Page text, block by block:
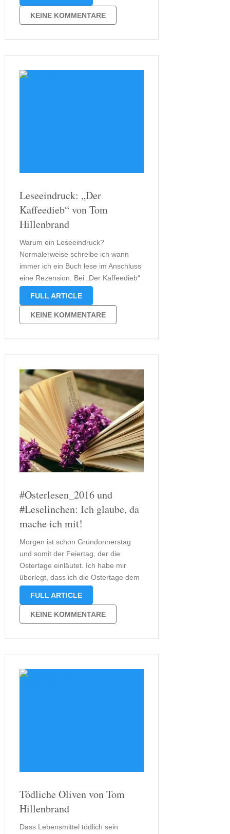
beschäftigt habe, also immer am
Wochenende versteht sich, komme
ich eigentlich …
KEINE KOMMENTARE
Leseeindruck: „Der
Kaffeedieb“ von Tom
Hillenbrand
Warum ein Leseeindruck?
Normalerweise schreibe ich wann
immer ich ein Buch lese im Anschluss
eine Rezension. Bei „Der Kaffeedieb“
möchte ich eine Ausnahme machen
Leseeindruck schreiben. Ich glaube,
dieses Konzept habe ich bereits
früher einmal verwendet. Damals bei
FULL ARTICLE
KEINE KOMMENTARE
#Osterlesen_2016 und
#Leselinchen: Ich glaube, da
mache ich mit!
Morgen ist schon Gründonnerstag
und somit der Feiertag, der die
Ostertage einläutet. Ich habe mir
überlegt, dass ich die Ostertage dem
Lesen wissen will, auch um einen
einzudämmen. „Stableford“ und „Der
Kaffeedieb“ Beginnen werde ich dabei
mit dem Buch „Stableford“ von …
FULL ARTICLE
KEINE KOMMENTARE
Tödliche Oliven von Tom
Hillenbrand
Dass Lebensmittel tödlich sein